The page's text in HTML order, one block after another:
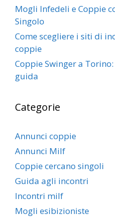
Mogli Infedeli e Coppie
Singolo
Come scegliere i siti di
coppie
Coppie Swinger a
guida
Categorie
Annunci coppie
Annunci Milf
Coppie cercano singoli
Guida agli incontri
Incontri milf
Mogli esibizioniste